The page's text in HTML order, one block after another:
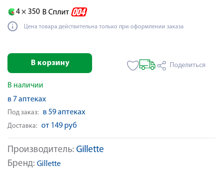
Производитель: Gillette
Бренд: Gillette
4 × 350 В Сплит
Цена товара действительна только при оформлении заказа
В корзину Поделиться
В наличии
в 7 аптеках
Под заказ: в 59 аптеках
Доставка: от 149 руб